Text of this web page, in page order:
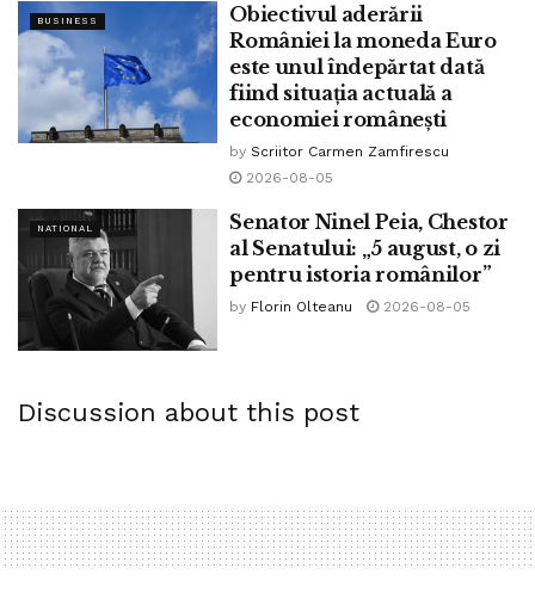
BUSINESS
Obiectivul aderării
României la moneda Euro
este unul îndepărtat dată
fiind situația actuală a
economiei românești
by Scriitor Carmen Zamfirescu
2026-08-05
NATIONAL
Senator Ninel Peia, Chestor
al Senatului: „5 august, o zi
pentru istoria românilor”
by Florin Olteanu 2026-08-05
Discussion about this post